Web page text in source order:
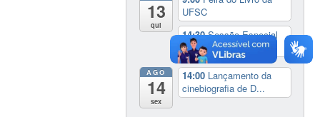
13
qui
UFSC
14:30Sessão Especial
do Conselho Esta...
AGO
14
sex
14:00 Lançamento da
cinebiografia de D...